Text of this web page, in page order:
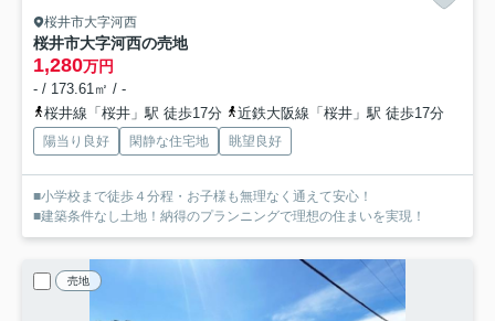
桜井市大字河西
桜井市大字河西の売地
1,280万円
- / 173.61㎡ / -
桜井線「桜井」駅 徒歩17分
近鉄大阪線「桜井」駅 徒歩17分
陽当り良好 閑静な住宅地 眺望良好
■小学校まで徒歩４分程・お子様も無理なく通えて安心！
■建築条件なし土地！納得のプランニングで理想の住まいを実現！
売地